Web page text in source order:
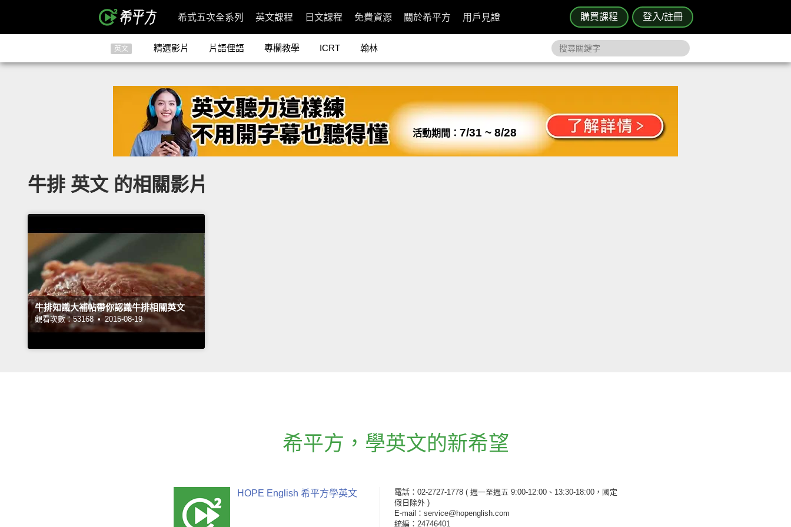
購買課程 登入/註冊
希式五次全系列 英文課程 日文課程 免費資源 關於希平方 用戶見證
英文 精選影片 片語俚語 專欄教學 ICRT 翰林
活動期間： 7/31 ~ 8/28
牛排 英文 的相關影片
牛排知識大補帖帶你認識牛排相關英文
觀看次數：53168 • 2015-08-19
希平方 ， 學英文的新希望
HOPE English 希平方學英文 電話：02-2727-1778 ( 週一至週五 9:00-12:00、13:30-18:00，國定
假日除外 )
E-mail：service@hopenglish.com
統編：24746401